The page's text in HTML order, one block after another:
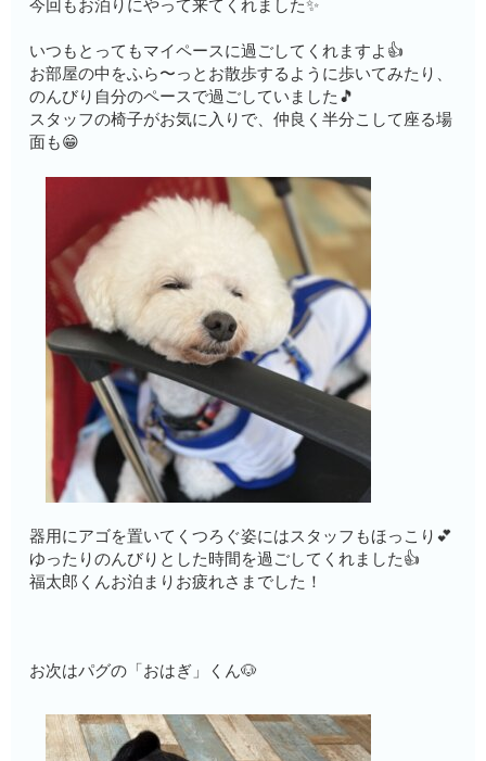
今回もお泊りにやって来てくれました✨
いつもとってもマイペースに過ごしてくれますよ👍
お部屋の中をふら〜っとお散歩するように歩いてみたり、
のんびり自分のペースで過ごしていました🎵
スタッフの椅子がお気に入りで、仲良く半分こして座る場
面も😁
器用にアゴを置いてくつろぐ姿にはスタッフもほっこり💕
ゆったりのんびりとした時間を過ごしてくれました👍
福太郎くんお泊まりお疲れさまでした！
お次はパグの「おはぎ」くん🐶